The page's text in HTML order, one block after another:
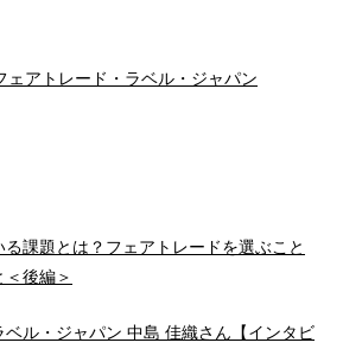
ェアトレード・ラベル・ジャパン
課題とは？フェアトレードを選ぶこと
後編＞
ル・ジャパン 中島 佳織さん【インタビ